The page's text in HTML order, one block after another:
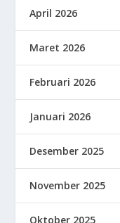
April 2026
Maret 2026
Februari 2026
Januari 2026
Desember 2025
November 2025
Oktober 2025